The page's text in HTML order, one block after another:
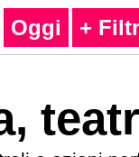
Oggi +